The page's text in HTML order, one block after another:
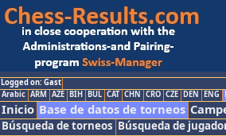
Logged on: Gast
Arabic ARM AZE BIH BUL CAT CHN CRO CZE DEN ENG
Inicio Base de datos de torneos
Búsqueda de torneos Búsqueda de